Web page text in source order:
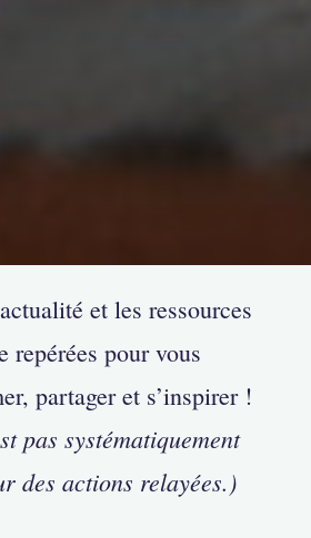
et les ressources
repérées pour vous
partager et s’inspirer !
pas systématiquement
des actions relayées.)